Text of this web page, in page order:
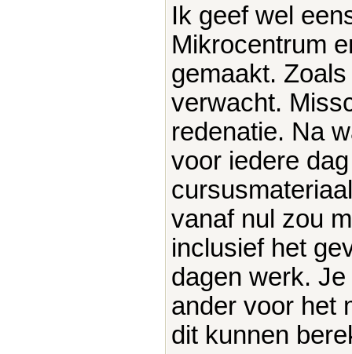
Ik geef wel
Mikrocentrum
gemaakt.
verwacht.
redenatie. Na
voor iedere
vanaf nul zou
inclusief het
dagen werk.
ander voor het
dit kunnen